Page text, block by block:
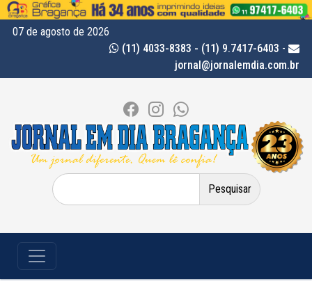
07 de agosto de 2026
(11) 4033-8383 - (11) 9.7417-6403 -
jornal@jornalemdia.com.br
Pesquisar
por: